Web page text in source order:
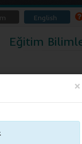
English
Eğitim
×